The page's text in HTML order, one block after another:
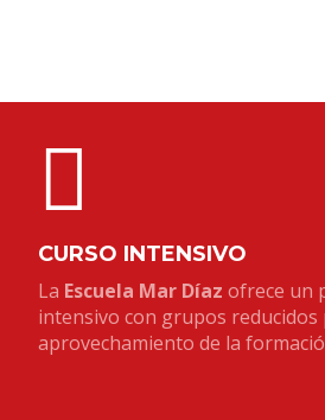
CURSO INTENSIVO
La Escuela Mar Díaz ofrece un
intensivo con grupos reducidos
aprovechamiento de la